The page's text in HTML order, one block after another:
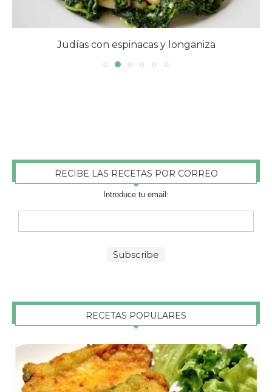
Judías con espinacas y longaniza
RECIBE LAS RECETAS POR CORREO
Introduce tu email:
RECETAS POPULARES